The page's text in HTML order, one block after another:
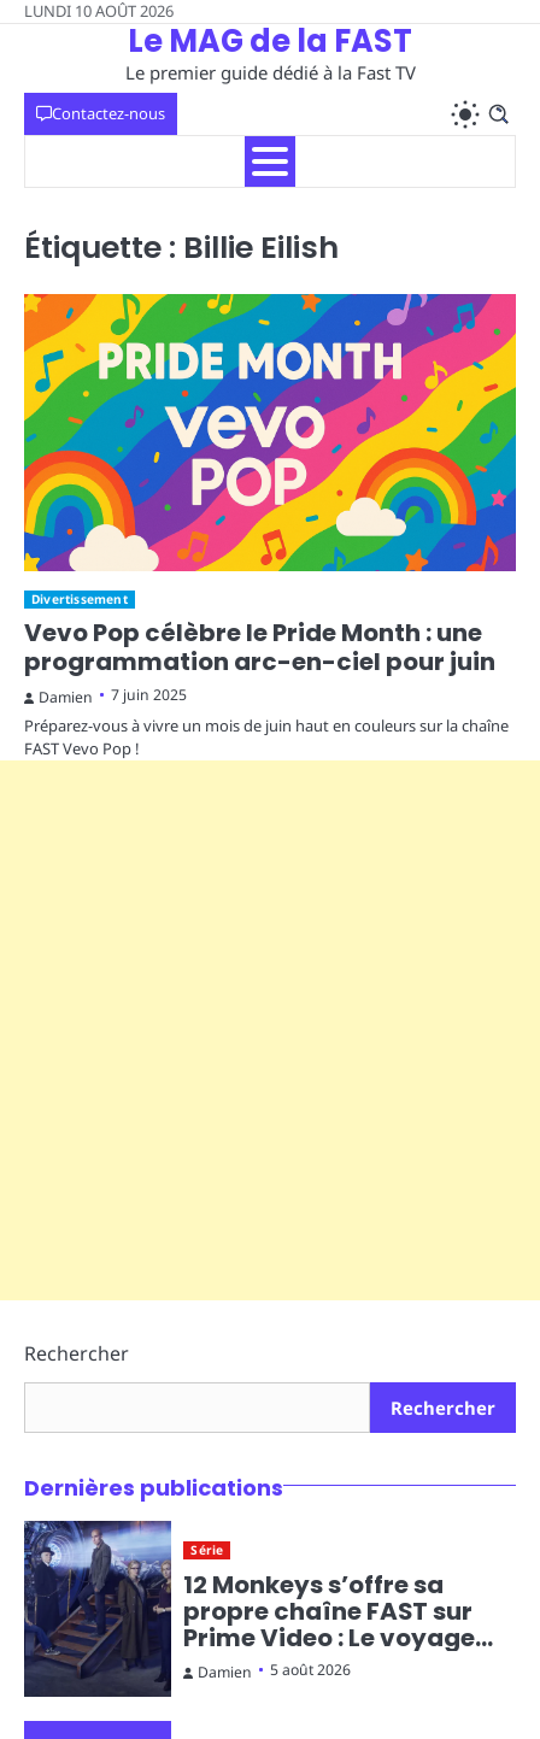
SkipLUNDI 10 AOÛT 2026
Contactez-nous
Le MAG de la FAST
Le premier guide dédié à la Fast TV
Étiquette : Billie Eilish
Divertissement
Vevo Pop célèbre le Pride Month : une
programmation arc-en-ciel pour juin
Damien 7 juin 2025
Préparez-vous à vivre un mois de juin haut en couleurs sur la chaîne
FAST Vevo Pop !
Rechercher
Rechercher
Dernières publications
Série
12 Monkeys s’offre sa
propre chaîne FAST sur
Prime Video : Le voyage
temporel en diffusion
Damien 5 août 2026